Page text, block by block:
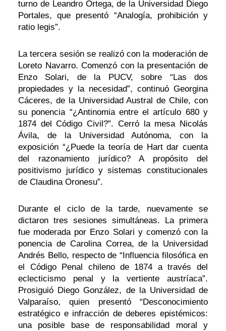
turno de Leandro Ortega, de la Universidad Diego
Portales, que presentó “Analogía, prohibición y
ratio legis”.
La tercera sesión se realizó con la moderación de
Loreto Navarro. Comenzó con la presentación de
Enzo Solari, de la PUCV, sobre “Las dos
propiedades y la necesidad”, continuó Georgina
Cáceres, de la Universidad Austral de Chile, con
su ponencia “¿Antinomia entre el artículo 680 y
1874 del Código Civil?”. Cerró la mesa Nicolás
Ávila, de la Universidad Autónoma, con la
exposición “¿Puede la teoría de Hart dar cuenta
del razonamiento jurídico? A propósito del
positivismo jurídico y sistemas constitucionales
de Claudina Oronesu”.
Durante el ciclo de la tarde, nuevamente se
dictaron tres sesiones simultáneas. La primera
fue moderada por Enzo Solari y comenzó con la
ponencia de Carolina Correa, de la Universidad
Andrés Bello, respecto de “Influencia filosófica en
el Código Penal chileno de 1874 a través del
eclecticismo penal y la vertiente austríaca”.
Prosiguió Diego González, de la Universidad de
Valparaíso, quien presentó “Desconocimiento
estratégico e infracción de deberes epistémicos:
una posible base de responsabilidad moral y